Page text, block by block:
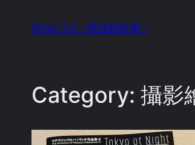
What 3.0 ~尋找新鮮事~
Category:攝影